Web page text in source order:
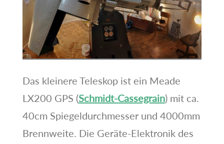
Das kleinere Teleskop ist ein Meade
LX200 GPS (Schmidt-Cassegrain) mit ca.
40cm Spiegeldurchmesser und 4000mm
Brennweite. Die Geräte-Elektronik des